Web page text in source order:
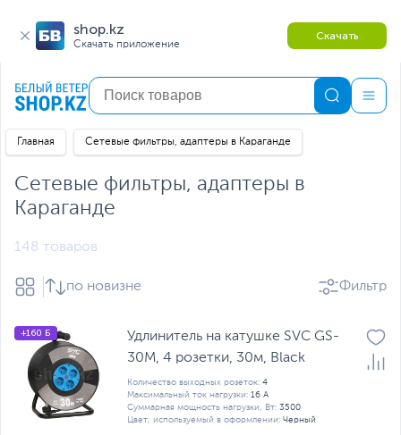
shop.kz
Скачать приложение
Скачать
Главная Сетевые фильтры, адаптеры в Караганде
Сетевые фильтры, адаптеры в
Караганде
148 товаров
по новизне Фильтр
+160 Б
Удлинитель на катушке SVC GS-
30M, 4 розетки, 30м, Black
Количество выходных розеток: 4
Максимальный ток нагрузки: 16 А
Суммарная мощность нагрузки, Вт: 3500
Цвет, используемый в оформлении: Черный